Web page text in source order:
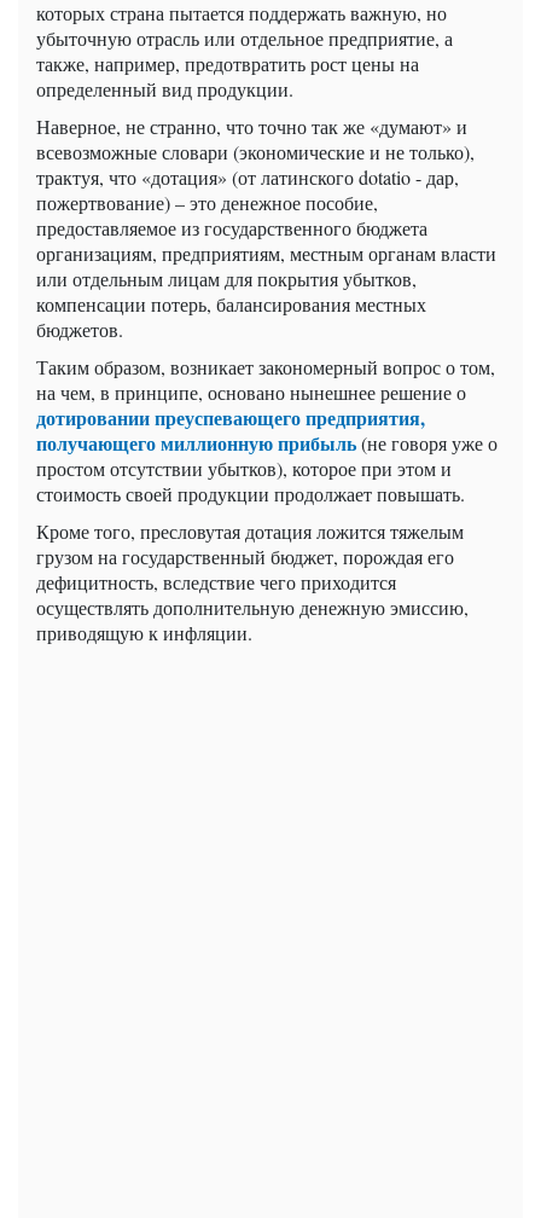
которых страна пытается поддержать важную, но
убыточную отрасль или отдельное предприятие, а
также, например, предотвратить рост цены на
определенный вид продукции.
Наверное, не странно, что точно так же «думают» и
всевозможные словари (экономические и не только),
трактуя, что «дотация» (от латинского dotatio - дар,
пожертвование) – это денежное пособие,
предоставляемое из государственного бюджета
организациям, предприятиям, местным органам власти
или отдельным лицам для покрытия убытков,
компенсации потерь, балансирования местных
бюджетов.
Таким образом, возникает закономерный вопрос о том,
на чем, в принципе, основано нынешнее решение о
дотировании преуспевающего предприятия,
получающего миллионную прибыль(не говоря уже о
простом отсутствии убытков), которое при этом и
стоимость своей продукции продолжает повышать.
Кроме того, пресловутая дотация ложится тяжелым
грузом на государственный бюджет, порождая его
дефицитность, вследствие чего приходится
осуществлять дополнительную денежную эмиссию,
приводящую к инфляции.